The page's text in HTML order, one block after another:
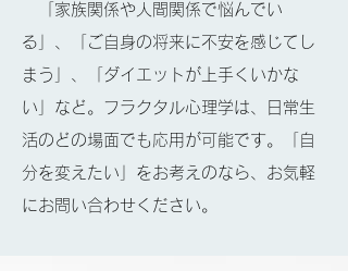
「家族関係や人間関係で悩んでい
る」、「ご自身の将来に不安を感じてし
まう」、「ダイエットが上手くいかな
い」など。フラクタル心理学は、日常生
活のどの場面でも応用が可能です。「自
分を変えたい」をお考えのなら、お気軽
にお問い合わせください。